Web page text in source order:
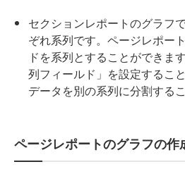
セクションレポートのグラフ
ぞれ系列です。ページレポー
ドを系列とすることができま
列フィールド」を設定するこ
データを別の系列に分割する
ページレポートのグラフの作